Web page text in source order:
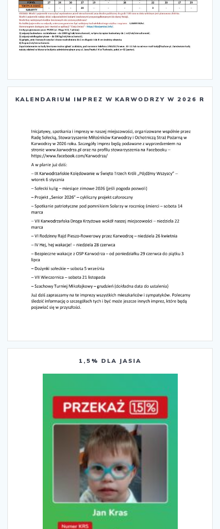
KALENDARIUM IMPREZ W KARWODRZY W 2026 R
1,5% DLA JASIA